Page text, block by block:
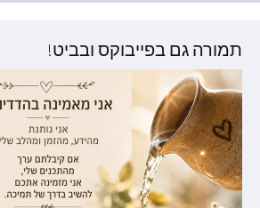
הפוסטים
תמורה גם בפייבוקס ובביט!